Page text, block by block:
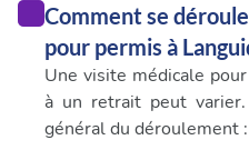
Comment se
pour permis à
Une visite médicale
à un retrait peut varier.
général du déroulement :